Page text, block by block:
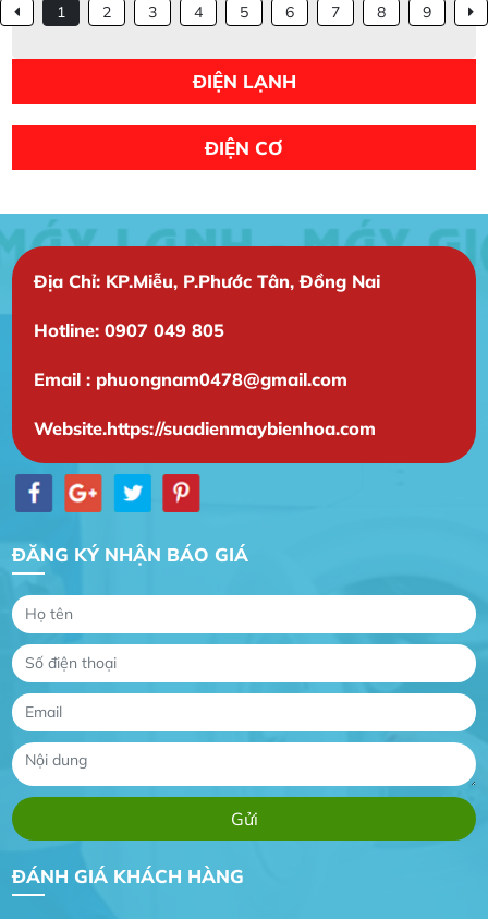
1 2 3 4 5 6 7 8 9
ĐIỆN LẠNH
ĐIỆN CƠ
Địa Chỉ: KP.Miễu, P.Phước Tân, Đồng Nai
Hotline: 0907 049 805
Email : phuongnam0478@gmail.com
Website.https://suadienmaybienhoa.com
ĐĂNG KÝ NHẬN BÁO GIÁ
ĐÁNH GIÁ KHÁCH HÀNG
Gia Đình chúng tôi rất hài lòng dịch vụ tại
Dự án nhà phố đẹp lên nhờ đội thợ điện từ dịch
Dịch vụ MoTor